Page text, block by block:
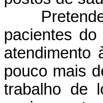
pacientes
atendimento
pouco mais
trabalho de